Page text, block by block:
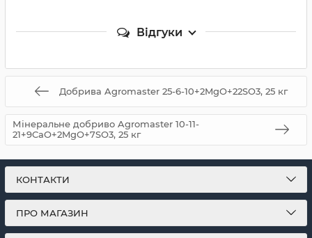
Відгуки
Добрива Agromaster 25-6-10+2MgO+22SO3, 25 кг
Мінеральне добриво Agromaster 10-11-
21+9CaО+2MgО+7SО3, 25 кг
КОНТАКТИ
ПРО МАГАЗИН